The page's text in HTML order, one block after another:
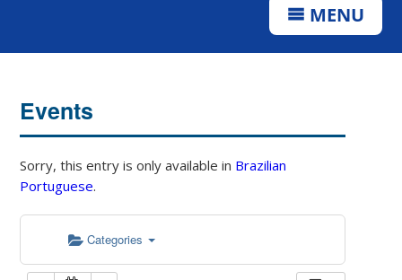
MENU
Events
Sorry, this entry is only available in Brazilian
Portuguese.
Categories